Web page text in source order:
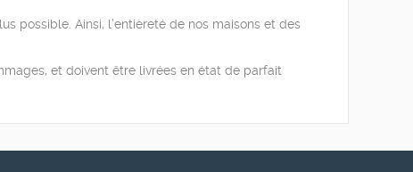
possible. Ainsi, l’entièreté de nos maisons et des
et doivent être livrées en état de parfait